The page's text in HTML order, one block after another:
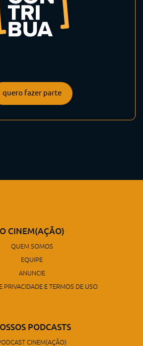
quero fazer parte
O CINEM(AÇÃO)
QUEM SOMOS
EQUIPE
ANUNCIE
PRIVACIDADE E TERMOS DE USO
PODCASTS
CINEM(AÇÃO)